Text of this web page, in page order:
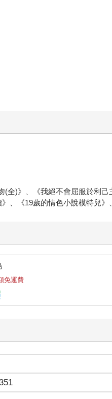
(全)》、《我絕不會屈服於利
》、《19歲的情色小說模特兒
免運費